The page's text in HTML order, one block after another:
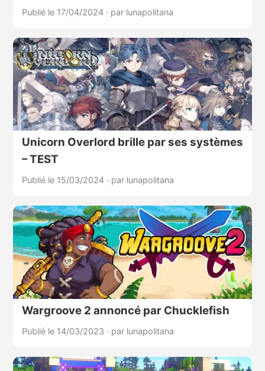
Publié le 17/04/2024 · par lunapolitana
Unicorn Overlord brille par ses systèmes
– TEST
Publié le 15/03/2024 · par lunapolitana
Wargroove 2 annoncé par Chucklefish
Publié le 14/03/2023 · par lunapolitana